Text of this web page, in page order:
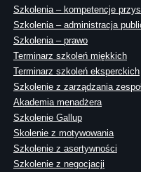
Szkolenia – kompetencje
Szkolenia – administracja
Szkolenia – prawo
Terminarz szkoleń miękkich
Terminarz szkoleń eksperckich
Szkolenie z zarządzania
Akademia menadżera
Szkolenie Gallup
Skolenie z motywowania
Szkolenie z asertywności
Szkolenie z negocjacji